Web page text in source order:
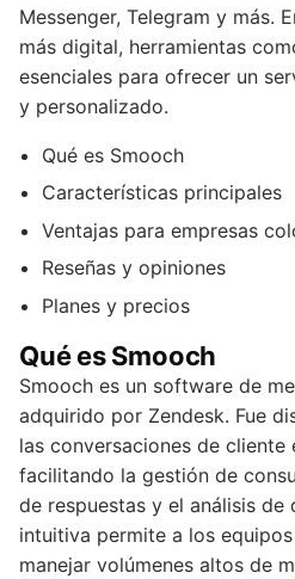
Messenger, Telegram y más.
más digital, herramientas
esenciales para ofrecer un
y personalizado.
Qué es Smooch
Características principales
Ventajas para empresas
Reseñas y opiniones
Planes y precios
Qué es Smooch
Smooch es un software de
adquirido por Zendesk. Fue
las conversaciones de cliente
facilitando la gestión de
de respuestas y el análisis de
intuitiva permite a los
manejar volúmenes altos de